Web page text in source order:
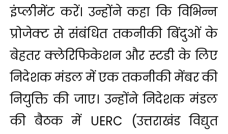
इंप्लीमेंट करें। उन्होंने कहा कि विभिन्न
प्रोजेक्ट से संबंधित तकनीकी बिंदुओं के
बेहतर क्लेरिफिकेशन और स्टडी के लिए
निदेशक मंडल में एक तकनीकी मेंबर की
नियुक्ति की जाए। उन्होंने निदेशक मंडल
की बैठक में UERC (उत्तराखंड विद्युत